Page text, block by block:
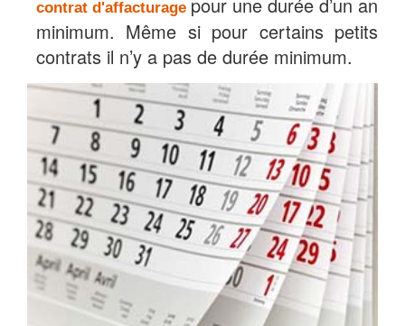
contrat d'affacturage
minimum. Même si pour certains petits
contrats il n’y a pas de durée minimum.